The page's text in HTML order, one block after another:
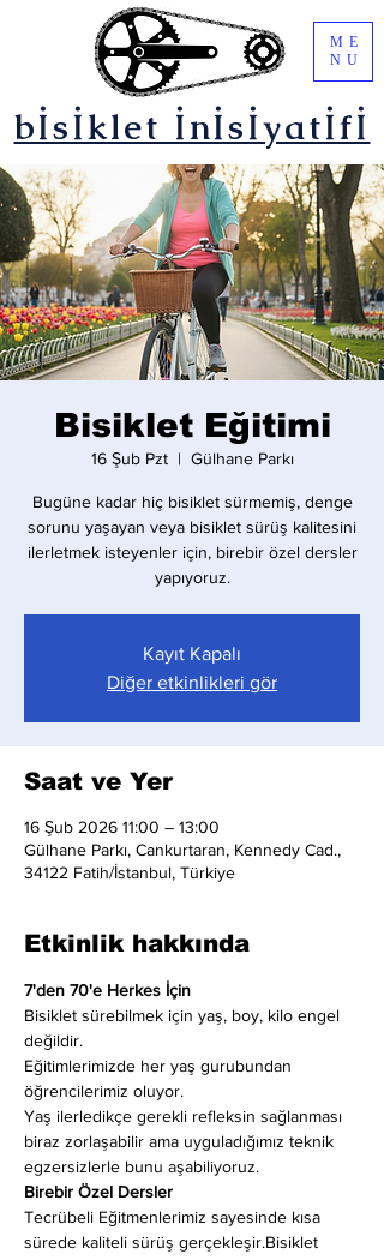
bİsİklet İnİsİyatİfİ
ME
NU
Bisiklet Eğitimi
16 Şub Pzt
  |
Gülhane Parkı
Bugüne kadar hiç bisiklet sürmemiş, denge
sorunu yaşayan veya bisiklet sürüş kalitesini
ilerletmek isteyenler için, birebir özel dersler
yapıyoruz.
Kayıt Kapalı
Diğer etkinlikleri gör
Saat ve Yer
16 Şub 2026 11:00 – 13:00
Gülhane Parkı, Cankurtaran, Kennedy Cad.,
34122 Fatih/İstanbul, Türkiye
Etkinlik hakkında
7'den 70'e Herkes İçin
Bisiklet sürebilmek için yaş, boy, kilo engel
değildir.
Eğitimlerimizde her yaş gurubundan
öğrencilerimiz oluyor.
Yaş ilerledikçe gerekli refleksin sağlanması
biraz zorlaşabilir ama uyguladığımız teknik
egzersizlerle bunu aşabiliyoruz.
Birebir Özel Dersler
Tecrübeli Eğitmenlerimiz sayesinde kısa
sürede kaliteli sürüş gerçekleşir.Bisiklet